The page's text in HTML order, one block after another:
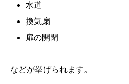
水道
換気扇
扉の開閉
などが挙げられます。